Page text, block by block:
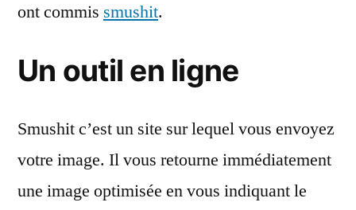
ont commis smushit.
Un outil en ligne
Smushit c’est un site sur lequel vous envoyez
votre image. Il vous retourne immédiatement
une image optimisée en vous indiquant le